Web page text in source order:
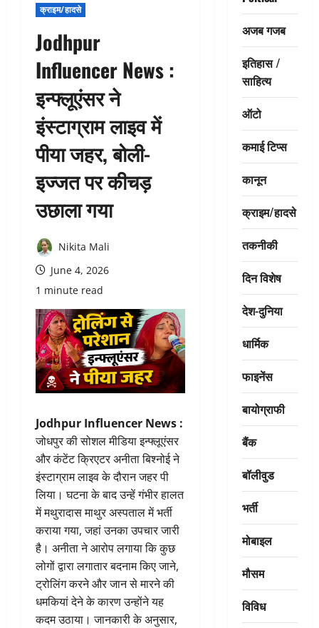
क्राइम/हादसे
Jodhpur
Influencer News :
इन्फ्लूएंसर ने
इंस्टाग्राम लाइव में
पीया जहर, बोली-
इज्जत पर कीचड़
उछाला गया
Nikita Mali
June 4, 2026
1 minute read
Jodhpur Influencer News :
जोधपुर की सोशल मीडिया इन्फ्लूएंसर
और कंटेंट क्रिएटर अनीता बिश्नोई ने
इंस्टाग्राम लाइव के दौरान जहर पी
लिया। घटना के बाद उन्हें गंभीर हालत
में मथुरादास माथुर अस्पताल में भर्ती
कराया गया, जहां उनका उपचार जारी
है। अनीता ने आरोप लगाया कि कुछ
लोगों द्वारा लगातार बदनाम किए जाने,
ट्रोलिंग करने और जान से मारने की
धमकियां देने के कारण उन्होंने यह
कदम उठाया। जानकारी के अनुसार,
अजब गजब
इतिहास /
साहित्य
ऑटो
कमाई टिप्स
कानून
क्राइम/हादसे
तकनीकी
दिन विशेष
देश-दुनिया
धार्मिक
फाइनेंस
बायोग्राफी
बैंक
बॉलीवुड
भर्ती
मोबाइल
मौसम
विविध